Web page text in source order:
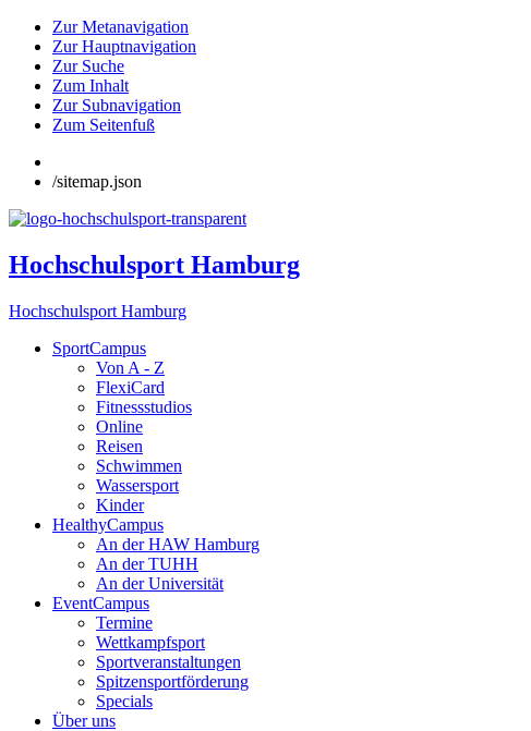
Zur Metanavigation
Zur Hauptnavigation
Zur Suche
Zum Inhalt
Zur Subnavigation
Zum Seitenfuß
/sitemap.json
Hochschulsport Hamburg
Hochschulsport Hamburg
SportCampus
Von A - Z
FlexiCard
Fitnessstudios
Online
Reisen
Schwimmen
Wassersport
Kinder
HealthyCampus
An der HAW Hamburg
An der TUHH
An der Universität
EventCampus
Termine
Wettkampfsport
Sportveranstaltungen
Spitzensportförderung
Specials
Über uns